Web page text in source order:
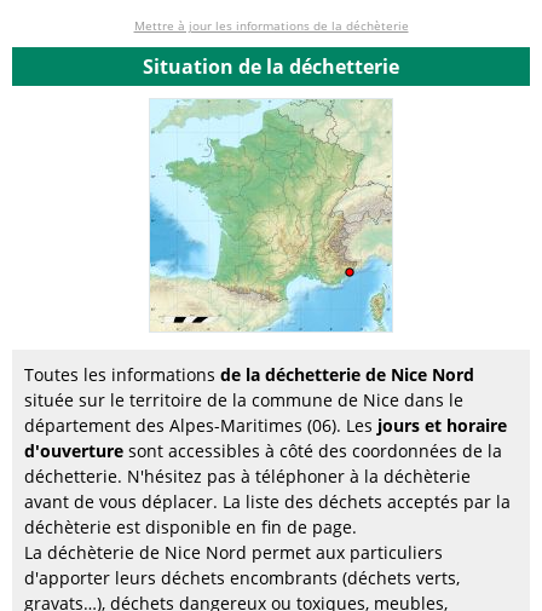
Mettre à jour les informations de la déchèterie
Situation de la déchetterie
Toutes les informations de la déchetterie de Nice Nord
située sur le territoire de la commune de Nice dans le
département des Alpes-Maritimes (06). Les jours et horaire
d'ouverture sont accessibles à côté des coordonnées de la
déchetterie. N'hésitez pas à téléphoner à la déchèterie
avant de vous déplacer. La liste des déchets acceptés par la
déchèterie est disponible en fin de page.
La déchèterie de Nice Nord permet aux particuliers
d'apporter leurs déchets encombrants (déchets verts,
gravats…), déchets dangereux ou toxiques, meubles,